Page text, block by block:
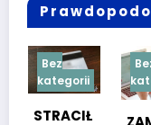
Bez
kategorii